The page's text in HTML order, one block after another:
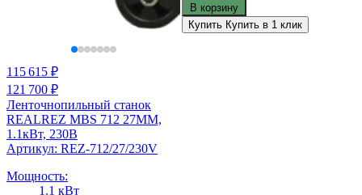
115 615 ₽
121 700 ₽
Ленточнопильный станок
REALREZ MBS 712 27MM,
1.1кВт, 230В
Артикул: REZ-712/27/230V
Мощность:
1.1 кВт
В корзину
Купить Купить в 1 клик